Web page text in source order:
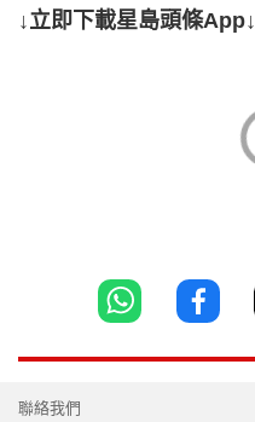
↓立即下載星島頭條App↓
聯絡我們